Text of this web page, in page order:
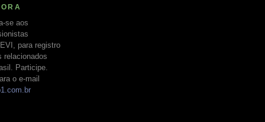
se aos
para registro
relacionados
Participe.
o e-mail